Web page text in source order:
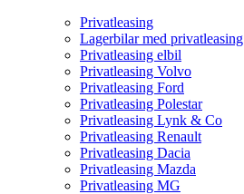
Privatleasing
Lagerbilar med privatleasing
Privatleasing elbil
Privatleasing Volvo
Privatleasing Ford
Privatleasing Polestar
Privatleasing Lynk & Co
Privatleasing Renault
Privatleasing Dacia
Privatleasing Mazda
Privatleasing MG